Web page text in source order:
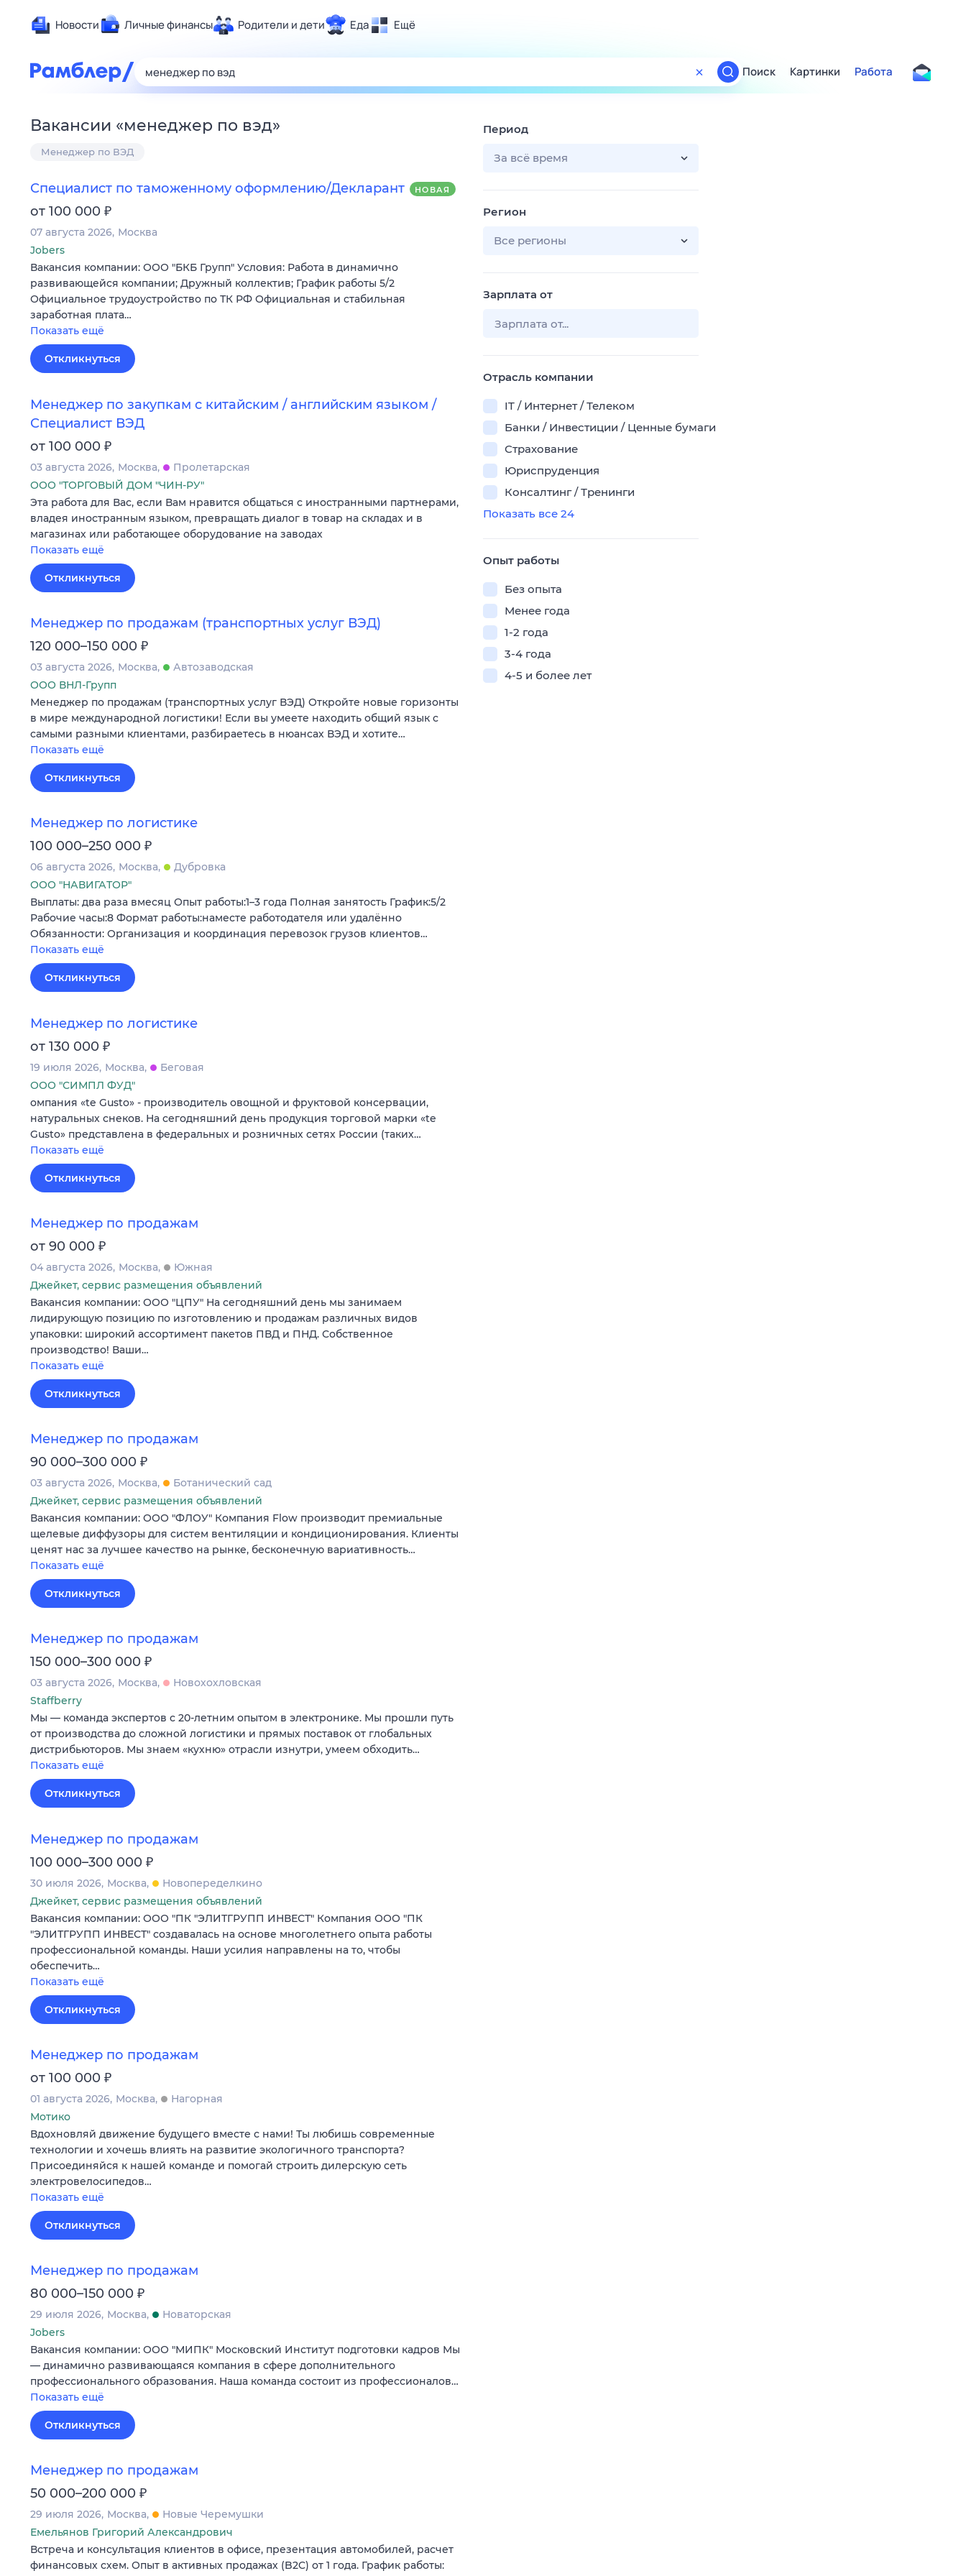
Новости Личные финансы Родители и дети Еда Ещё
Развлечения и отдых
Спорт
Технологии и тренды
Гороскопы
Поиск
ТВ-программа
Поиск Картинки Работа
Вакансии «менеджер по вэд»
Менеджер по ВЭД
Специалист по таможенному оформлению/Декларант НОВАЯ
от 100 000 ₽
07 августа 2026 Москва
Jobers
Вакансия компании: ООО "БКБ Групп" Условия: Работа в динамично
развивающейся компании; Дружный коллектив; График работы 5/2
Официальное трудоустройство по ТК РФ Официальная и стабильная
заработная плата…
Показать ещё
Откликнуться
Менеджер по закупкам с китайским / английским языком /
Специалист ВЭД
от 100 000 ₽
03 августа 2026 Москва
Пролетарская
ООО "ТОРГОВЫЙ ДОМ "ЧИН-РУ"
Эта работа для Вас, если Вам нравится общаться с иностранными партнерами,
владея иностранным языком, превращать диалог в товар на складах и в
магазинах или работающее оборудование на заводах
Показать ещё
Откликнуться
Менеджер по продажам (транспортных услуг ВЭД)
120 000–150 000 ₽
03 августа 2026 Москва
Автозаводская
ООО ВНЛ-Групп
Менеджер по продажам (транспортных услуг ВЭД) Откройте новые горизонты
в мире международной логистики! Если вы умеете находить общий язык с
самыми разными клиентами, разбираетесь в нюансах ВЭД и хотите…
Показать ещё
Откликнуться
Менеджер по логистике
100 000–250 000 ₽
06 августа 2026 Москва
Дубровка
ООО "НАВИГАТОР"
Выплаты: два раза вмесяц Опыт работы:1–3 года Полная занятость График:5/2
Рабочие часы:8 Формат работы:наместе работодателя или удалённо
Обязанности: Организация и координация перевозок грузов клиентов…
Показать ещё
Откликнуться
Менеджер по логистике
от 130 000 ₽
19 июля 2026 Москва
Беговая
ООО "СИМПЛ ФУД"
омпания «te Gusto» - производитель овощной и фруктовой консервации,
натуральных снеков. На сегодняшний день продукция торговой марки «te
Gusto» представлена в федеральных и розничных сетях России (таких…
Показать ещё
Откликнуться
Менеджер по продажам
от 90 000 ₽
04 августа 2026 Москва
Южная
Джейкет, сервис размещения объявлений
Вакансия компании: ООО "ЦПУ" На сегодняшний день мы занимаем
лидирующую позицию по изготовлению и продажам различных видов
упаковки: широкий ассортимент пакетов ПВД и ПНД. Собственное
производство! Ваши…
Показать ещё
Откликнуться
Менеджер по продажам
90 000–300 000 ₽
03 августа 2026 Москва
Ботанический сад
Джейкет, сервис размещения объявлений
Вакансия компании: ООО "ФЛОУ" Компания Flow производит премиальные
щелевые диффузоры для систем вентиляции и кондиционирования. Клиенты
ценят нас за лучшее качество на рынке, бесконечную вариативность…
Показать ещё
Откликнуться
Менеджер по продажам
150 000–300 000 ₽
03 августа 2026 Москва
Новохохловская
Staffberry
Мы — команда экспертов с 20-летним опытом в электронике. Мы прошли путь
от производства до сложной логистики и прямых поставок от глобальных
дистрибьюторов. Мы знаем «кухню» отрасли изнутри, умеем обходить…
Показать ещё
Откликнуться
Менеджер по продажам
100 000–300 000 ₽
30 июля 2026 Москва
Новопеределкино
Джейкет, сервис размещения объявлений
Вакансия компании: ООО "ПК "ЭЛИТГРУПП ИНВЕСТ" Компания ООО "ПК
"ЭЛИТГРУПП ИНВЕСТ" создавалась на основе многолетнего опыта работы
профессиональной команды. Наши усилия направлены на то, чтобы
обеспечить…
Показать ещё
Откликнуться
Менеджер по продажам
от 100 000 ₽
01 августа 2026 Москва
Нагорная
Мотико
Вдохновляй движение будущего вместе с нами! Ты любишь современные
технологии и хочешь влиять на развитие экологичного транспорта?
Присоединяйся к нашей команде и помогай строить дилерскую сеть
электровелосипедов…
Показать ещё
Откликнуться
Менеджер по продажам
80 000–150 000 ₽
29 июля 2026 Москва
Новаторская
Jobers
Вакансия компании: ООО "МИПК" Московский Институт подготовки кадров Мы
— динамично развивающаяся компания в сфере дополнительного
профессионального образования. Наша команда состоит из профессионалов…
Показать ещё
Откликнуться
Менеджер по продажам
50 000–200 000 ₽
29 июля 2026 Москва
Новые Черемушки
Емельянов Григорий Александрович
Встреча и консультация клиентов в офисе, презентация автомобилей, расчет
финансовых схем. Опыт в активных продажах (B2C) от 1 года. График работы:
Период
За всё время
Регион
Все регионы
Зарплата от
Отрасль компании
IT / Интернет / Телеком
Банки / Инвестиции / Ценные бумаги
Страхование
Юриспруденция
Консалтинг / Тренинги
Показать все 24
Опыт работы
Без опыта
Менее года
1-2 года
3-4 года
4-5 и более лет